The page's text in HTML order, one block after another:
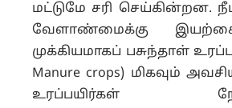
மட்டுமே சரி செய்கின்றன.
வேளாண்மைக்கு
முக்கியமாகப் பசுந்தாள்
Manure crops) மிகவும்
உரப்பயிர்கள்